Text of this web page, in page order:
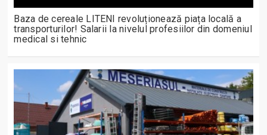
Baza de cereale LITENI revoluționează piața locală a
transporturilor! Salarii la nivelul profesiilor din domeniul
medical si tehnic